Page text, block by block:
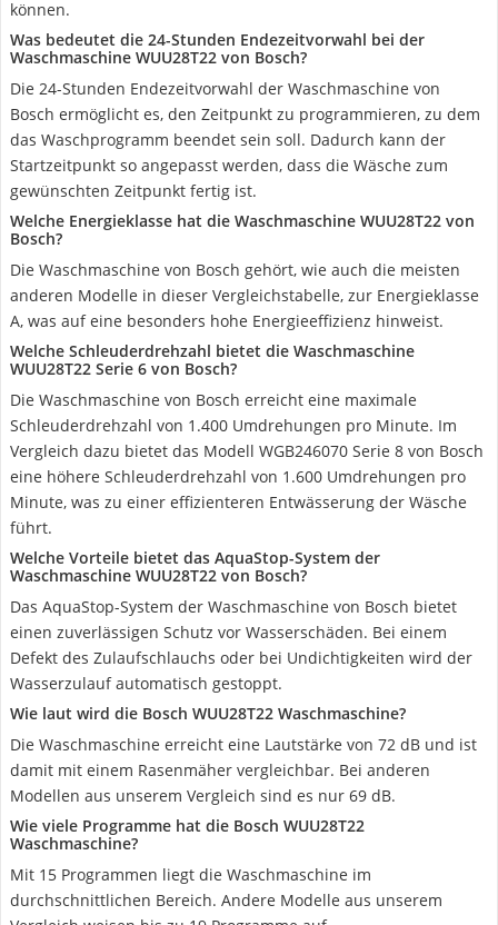
können.
Was bedeutet die 24-Stunden Endezeitvorwahl bei der
Waschmaschine WUU28T22 von Bosch?
Die 24-Stunden Endezeitvorwahl der Waschmaschine von
Bosch ermöglicht es, den Zeitpunkt zu programmieren, zu dem
das Waschprogramm beendet sein soll. Dadurch kann der
Startzeitpunkt so angepasst werden, dass die Wäsche zum
gewünschten Zeitpunkt fertig ist.
Welche Energieklasse hat die Waschmaschine WUU28T22 von
Bosch?
Die Waschmaschine von Bosch gehört, wie auch die meisten
anderen Modelle in dieser Vergleichstabelle, zur Energieklasse
A, was auf eine besonders hohe Energieeffizienz hinweist.
Welche Schleuderdrehzahl bietet die Waschmaschine
WUU28T22 Serie 6 von Bosch?
Die Waschmaschine von Bosch erreicht eine maximale
Schleuderdrehzahl von 1.400 Umdrehungen pro Minute. Im
Vergleich dazu bietet das Modell WGB246070 Serie 8 von Bosch
eine höhere Schleuderdrehzahl von 1.600 Umdrehungen pro
Minute, was zu einer effizienteren Entwässerung der Wäsche
führt.
Welche Vorteile bietet das AquaStop-System der
Waschmaschine WUU28T22 von Bosch?
Das AquaStop-System der Waschmaschine von Bosch bietet
einen zuverlässigen Schutz vor Wasserschäden. Bei einem
Defekt des Zulaufschlauchs oder bei Undichtigkeiten wird der
Wasserzulauf automatisch gestoppt.
Wie laut wird die Bosch WUU28T22 Waschmaschine?
Die Waschmaschine erreicht eine Lautstärke von 72 dB und ist
damit mit einem Rasenmäher vergleichbar. Bei anderen
Modellen aus unserem Vergleich sind es nur 69 dB.
Wie viele Programme hat die Bosch WUU28T22
Waschmaschine?
Mit 15 Programmen liegt die Waschmaschine im
durchschnittlichen Bereich. Andere Modelle aus unserem